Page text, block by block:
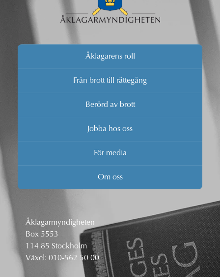
Åklagarens roll
Från brott till rättegång
Berörd av brott
Jobba hos oss
För media
Om oss
Åklagarmyndigheten
Box 5553
114 85 Stockholm
Växel: 010-562 50 00